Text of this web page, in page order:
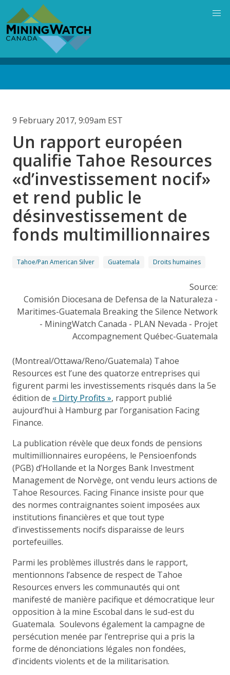
main
content
9 February 2017, 9:09am EST
Un rapport européen
qualifie Tahoe Resources
«d’investissement nocif»
et rend public le
désinvestissement de
fonds multimillionnaires
Tahoe/Pan American Silver Guatemala Droits humaines
Source:
Comisión Diocesana de Defensa de la Naturaleza -
Maritimes-Guatemala Breaking the Silence Network
- MiningWatch Canada - PLAN Nevada - Projet
Accompagnement Québec-Guatemala
(Montreal/Ottawa/Reno/Guatemala) Tahoe
Resources est l’une des quatorze entreprises qui
figurent parmi les investissements risqués dans la 5e
édition de « Dirty Profits », rapport publié
aujourd’hui à Hamburg par l’organisation Facing
Finance.
La publication révèle que deux fonds de pensions
multimillionnaires européens, le Pensioenfonds
(PGB) d’Hollande et la Norges Bank Investment
Management de Norvège, ont vendu leurs actions de
Tahoe Resources. Facing Finance insiste pour que
des normes contraignantes soient imposées aux
institutions financières et que tout type
d’investissements nocifs disparaisse de leurs
portefeuilles.
Parmi les problèmes illustrés dans le rapport,
mentionnons l’absence de respect de Tahoe
Resources envers les communautés qui ont
manifesté de manière pacifique et démocratique leur
opposition à la mine Escobal dans le sud-est du
Guatemala. Soulevons également la campagne de
persécution menée par l’entreprise qui a pris la
forme de dénonciations légales non fondées,
d’incidents violents et de la militarisation.